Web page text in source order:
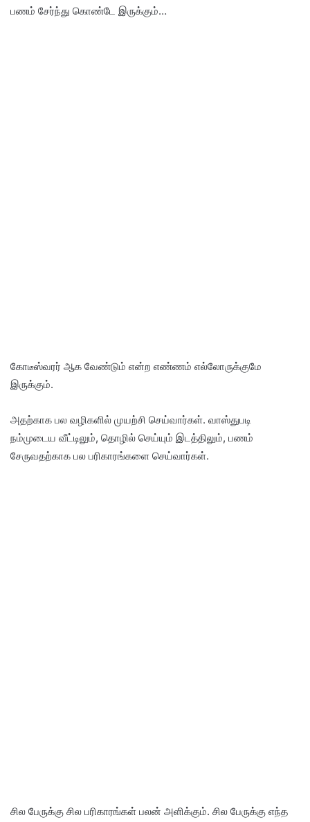
பணம் சேர்ந்து கொண்டே இருக்கும்…
கோடீஸ்வரர் ஆக வேண்டும் என்ற எண்ணம் எல்லோருக்குமே
இருக்கும்.
அதற்காக பல வழிகளில் முயற்சி செய்வார்கள். வாஸ்துபடி
நம்முடைய வீட்டிலும், தொழில் செய்யும் இடத்திலும், பணம்
சேருவதற்காக பல பரிகாரங்களை செய்வார்கள்.
சில பேருக்கு சில பரிகாரங்கள் பலன் அளிக்கும். சில பேருக்கு எந்த